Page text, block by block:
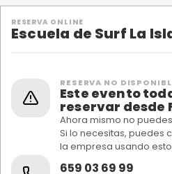
RESERVA ONLINE
Escuela de Surf La
RESERVA NO
Este evento
reservar desde
Ahora mismo no
Si lo necesitas, puedes
la empresa usando
659 03 69 99